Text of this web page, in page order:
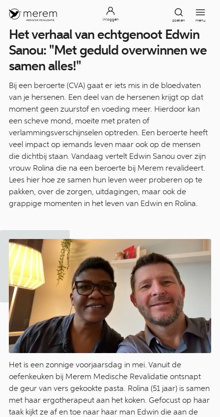
inloggen zoeken menu
Het verhaal van echtgenoot Edwin
Sanou: "Met geduld overwinnen we
samen alles!"
Bij een beroerte (CVA) gaat er iets mis in de bloedvaten
van je hersenen. Een deel van de hersenen krijgt op dat
moment geen zuurstof en voeding meer. Hierdoor kan
een scheve mond, moeite met praten of
verlammingsverschijnselen optreden. Een beroerte heeft
veel impact op iemands leven maar ook op de mensen
die dichtbij staan. Vandaag vertelt Edwin Sanou over zijn
vrouw Rolina die na een beroerte bij Merem revalideert.
Lees hier hoe ze samen hun leven weer proberen op te
pakken, over de zorgen, uitdagingen, maar ook de
grappige momenten in het leven van Edwin en Rolina.
Het is een zonnige voorjaarsdag in mei. Vanuit de
oefenkeuken bij Merem Medische Revalidatie ontsnapt
de geur van vers gekookte pasta. Rolina (51 jaar) is samen
met haar ergotherapeut aan het koken. Gefocust op haar
taak kijkt ze af en toe naar haar man Edwin die aan de